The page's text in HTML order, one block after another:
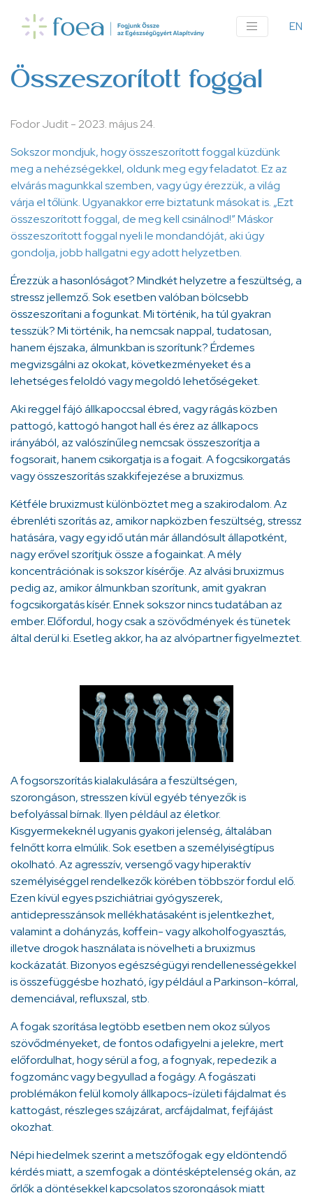
tartalomra
EN
Összeszorított foggal
Fodor Judit- 2023. május 24.
Sokszor mondjuk, hogy összeszorított foggal küzdünk
meg a nehézségekkel, oldunk meg egy feladatot. Ez az
elvárás magunkkal szemben, vagy úgy érezzük, a világ
várja el tőlünk. Ugyanakkor erre biztatunk másokat is. „Ezt
összeszorított foggal, de meg kell csinálnod!” Máskor
összeszorított foggal nyeli le mondandóját, aki úgy
gondolja, jobb hallgatni egy adott helyzetben.
Érezzük a hasonlóságot? Mindkét helyzetre a feszültség, a
stressz jellemző. Sok esetben valóban bölcsebb
összeszorítani a fogunkat. Mi történik, ha túl gyakran
tesszük? Mi történik, ha nemcsak nappal, tudatosan,
hanem éjszaka, álmunkban is szorítunk? Érdemes
megvizsgálni az okokat, következményeket és a
lehetséges feloldó vagy megoldó lehetőségeket.
Aki reggel fájó állkapoccsal ébred, vagy rágás közben
pattogó, kattogó hangot hall és érez az állkapocs
irányából, az valószínűleg nemcsak összeszorítja a
fogsorait, hanem csikorgatja is a fogait. A fogcsikorgatás
vagy összeszorítás szakkifejezése a bruxizmus.
Kétféle bruxizmust különböztet meg a szakirodalom. Az
ébrenléti szorítás az, amikor napközben feszültség, stressz
hatására, vagy egy idő után már állandósult állapotként,
nagy erővel szorítjuk össze a fogainkat. A mély
koncentrációnak is sokszor kísérője. Az alvási bruxizmus
pedig az, amikor álmunkban szorítunk, amit gyakran
fogcsikorgatás kísér. Ennek sokszor nincs tudatában az
ember. Előfordul, hogy csak a szövődmények és tünetek
által derül ki. Esetleg akkor, ha az alvópartner figyelmeztet.
A fogsorszorítás kialakulására a feszültségen,
szorongáson, stresszen kívül egyéb tényezők is
befolyással bírnak. Ilyen például az életkor.
Kisgyermekeknél ugyanis gyakori jelenség, általában
felnőtt korra elmúlik. Sok esetben a személyiségtípus
okolható. Az agresszív, versengő vagy hiperaktív
személyiséggel rendelkezők körében többször fordul elő.
Ezen kívül egyes pszichiátriai gyógyszerek,
antidepresszánsok mellékhatásaként is jelentkezhet,
valamint a dohányzás, koffein- vagy alkoholfogyasztás,
illetve drogok használata is növelheti a bruxizmus
kockázatát. Bizonyos egészségügyi rendellenességekkel
is összefüggésbe hozható, így például a Parkinson-kórral,
demenciával, refluxszal, stb.
A fogak szorítása legtöbb esetben nem okoz súlyos
szövődményeket, de fontos odafigyelni a jelekre, mert
előfordulhat, hogy sérül a fog, a fognyak, repedezik a
fogzománc vagy begyullad a fogágy. A fogászati
problémákon felül komoly állkapocs-ízületi fájdalmat és
kattogást, részleges szájzárat, arcfájdalmat, fejfájást
okozhat.
Népi hiedelmek szerint a metszőfogak egy eldöntendő
kérdés miatt, a szemfogak a döntésképtelenség okán, az
őrlők a döntésekkel kapcsolatos szorongások miatt